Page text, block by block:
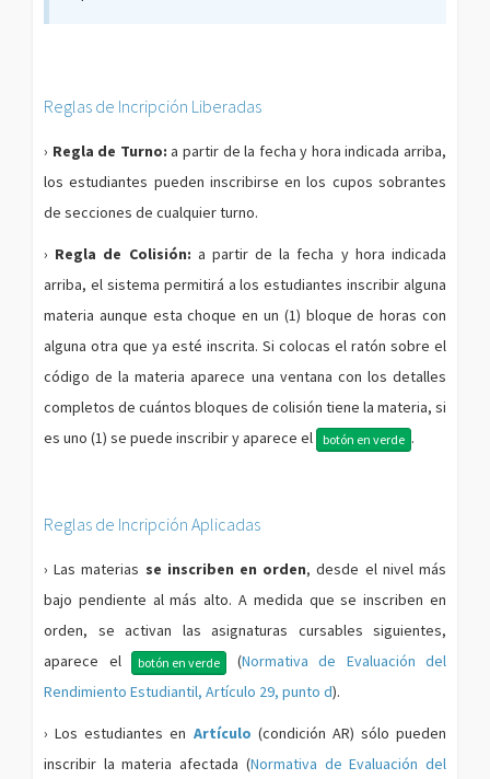
Reglas de Incripción Liberadas
› Regla de Turno: a partir de la fecha y hora indicada arriba,
los estudiantes pueden inscribirse en los cupos sobrantes
de secciones de cualquier turno.
› Regla de Colisión: a partir de la fecha y hora indicada
arriba, el sistema permitirá a los estudiantes inscribir alguna
materia aunque esta choque en un (1) bloque de horas con
alguna otra que ya esté inscrita. Si colocas el ratón sobre el
código de la materia aparece una ventana con los detalles
completos de cuántos bloques de colisión tiene la materia, si
es uno (1) se puede inscribir y aparece el botón en verde .
Reglas de Incripción Aplicadas
› Las materias se inscriben en orden, desde el nivel más
bajo pendiente al más alto. A medida que se inscriben en
orden, se activan las asignaturas cursables siguientes,
aparece el
botón en verde (Normativa de Evaluación del
Rendimiento Estudiantil, Artículo 29, punto d).
› Los estudiantes en Artículo (condición AR) sólo pueden
inscribir la materia afectada (Normativa de Evaluación del